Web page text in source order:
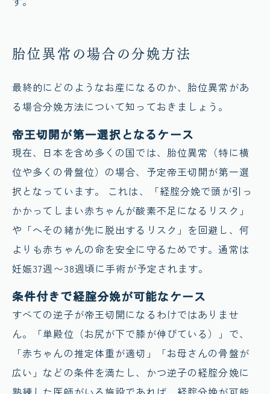
胎位異常の場合の分娩方法
最終的にどのようなお産になるのか、胎位異常があ
る場合分娩方法について知っておきましょう。
帝王切開が第一選択となるケース
現在、日本を含め多くの国では、胎位異常（特に横
位や多くの骨盤位）の場合、予定帝王切開が第一選
択となっています。 これは、「経腟分娩で頭が引っ
かかってしまい赤ちゃんが酸素不足になるリスク」
や「へその緒が先に脱出するリスク」を回避し、何
よりも赤ちゃんの命を安全に守るためです。通常は
妊娠37週〜38週頃に手術が予定されます。
条件付きで経腟分娩が可能なケース
すべての逆子が帝王切開になるわけではありませ
ん。「単殿位（お尻が下で膝が伸びている）」で、
「赤ちゃんの推定体重が適切」「お母さんの骨盤が
広い」などの条件を満たし、かつ逆子の経腟分娩に